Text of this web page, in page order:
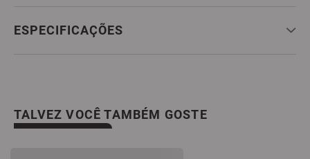
ESPECIFICAÇÕES
TALVEZ VOCÊ TAMBÉM GOSTE